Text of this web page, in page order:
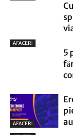
AFACERI
5
AFACERI